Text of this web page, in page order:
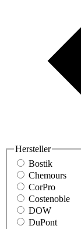
Hersteller
Bostik
Chemours
CorPro
Costenoble
DOW
DuPont